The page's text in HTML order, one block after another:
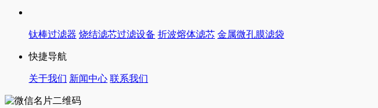
钛棒过滤器 烧结滤芯过滤设备 折波熔体滤芯 金属微孔膜滤袋
快捷导航
关于我们 新闻中心 联系我们